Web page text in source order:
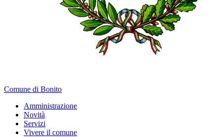
Comune di Bonito
Amministrazione
Novità
Servizi
Vivere il comune